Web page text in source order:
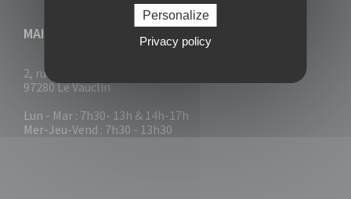
MAIRIE DU VAUCLIN
2, rue Collignon
97280 Le Vauclin
Lun - Mar : 7h30- 13h & 14h-17h
Mer-Jeu-Vend : 7h30 - 13h30
Personalize
Privacy policy